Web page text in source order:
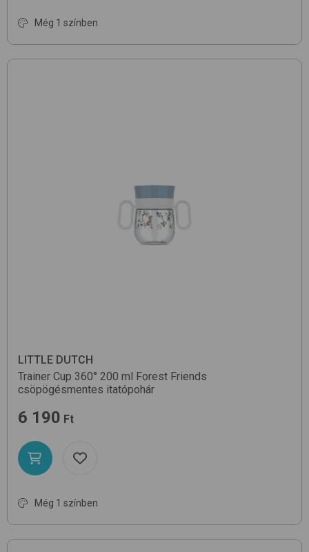
Még 1 színben
LITTLE DUTCH
Trainer Cup 360° 200 ml
Forest Friends
csöpögésmentes itatópohár
6 190 Ft
Még 1 színben